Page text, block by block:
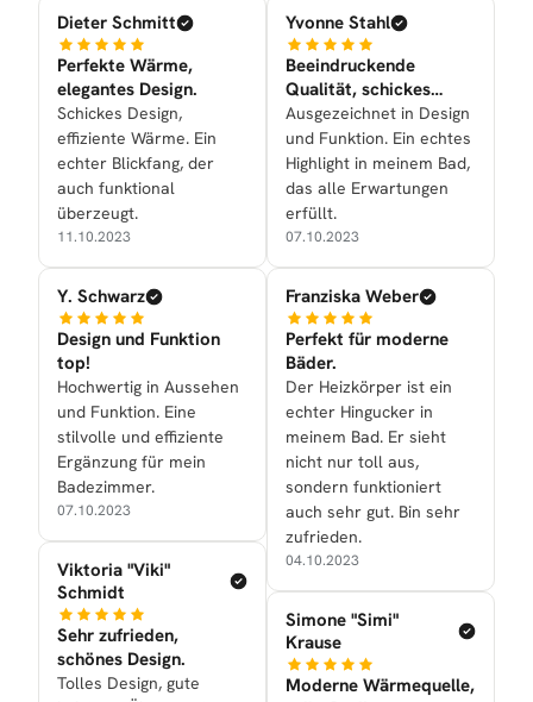
Dieter Schmitt
Perfekte Wärme,
elegantes Design.
Schickes Design,
effiziente Wärme. Ein
echter Blickfang, der
auch funktional
überzeugt.
11.10.2023
Y. Schwarz
Design und Funktion
top!
Hochwertig in Aussehen
und Funktion. Eine
stilvolle und effiziente
Ergänzung für mein
Badezimmer.
07.10.2023
Viktoria "Viki"
Schmidt
Sehr zufrieden,
schönes Design.
Tolles Design, gute
Yvonne Stahl
Beeindruckende
Qualität, schickes
Design.
Ausgezeichnet in Design
und Funktion. Ein echtes
Highlight in meinem Bad,
das alle Erwartungen
erfüllt.
07.10.2023
Franziska Weber
Perfekt für moderne
Bäder.
Der Heizkörper ist ein
echter Hingucker in
meinem Bad. Er sieht
nicht nur toll aus,
sondern funktioniert
auch sehr gut. Bin sehr
zufrieden.
04.10.2023
Simone "Simi"
Krause
Moderne Wärmequelle,